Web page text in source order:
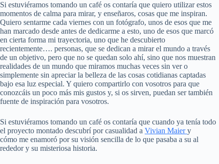
Si estuviéramos tomando un café os contaría que quiero utilizar estos
momentos de calma para mirar, y enseñaros, cosas que me inspiran.
Quiero sentarme cada viernes con un fotógrafo, unos de esos que me
han marcado desde antes de dedicarme a esto, uno de esos que marcó
en cierta forma mi trayectoria, uno que he descubierto
recientemente…. personas, que se dedican a mirar el mundo a través
de un objetivo, pero que no se quedan solo ahí, sino que nos muestran
realidades de un mundo que miramos muchas veces sin ver o
simplemente sin apreciar la belleza de las cosas cotidianas captadas
bajo esa luz especial. Y quiero compartirlo con vosotros para que
conozcáis un poco más mis gustos y, si os sirven, puedan ser también
fuente de inspiración para vosotros.
Si estuviéramos tomando un café os contaría que cuando ya tenía todo
el proyecto montado descubrí por casualidad a Vivian Maiery
cómo me enamoró por su visión sencilla de lo que pasaba a su al
rededor y su misteriosa historia.